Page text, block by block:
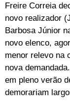
Freire Correia
novo realizador
Barbosa Júnior
novo elenco,
menor relevo na
nova
em pleno verão
demorariam